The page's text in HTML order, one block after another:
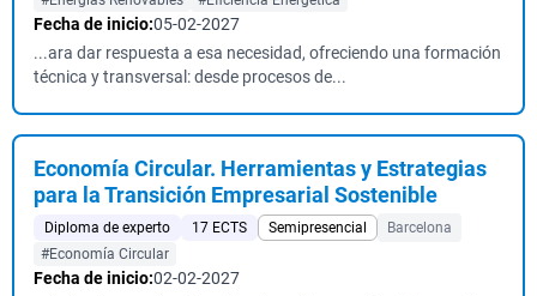
Fecha de inicio:05-02-2027
...ara dar respuesta a esa necesidad, ofreciendo una formación
técnica y transversal: desde procesos de...
Economía Circular. Herramientas y Estrategias
para la Transición Empresarial Sostenible
Diploma de experto 17 ECTS Semipresencial
Barcelona
#Economía Circular
Fecha de inicio:02-02-2027